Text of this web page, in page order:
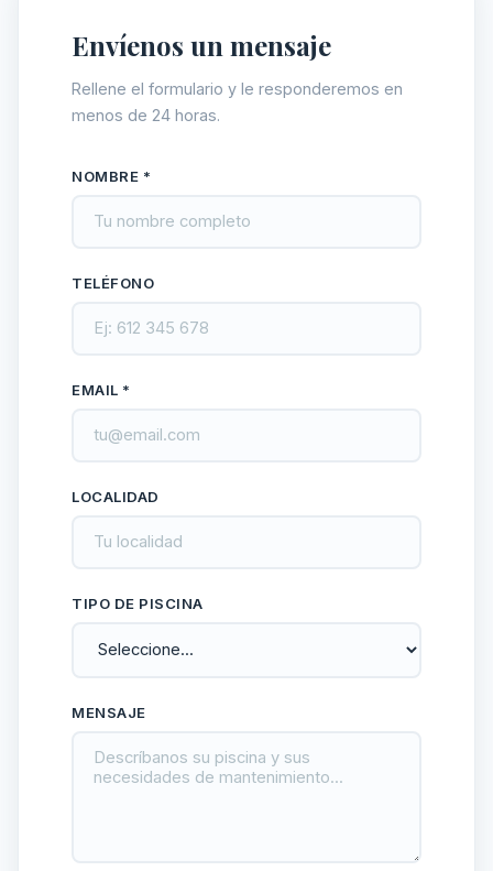
Envíenos un mensaje
Rellene el formulario y le responderemos en
menos de 24 horas.
NOMBRE *
TELÉFONO
EMAIL *
LOCALIDAD
TIPO DE PISCINA
MENSAJE